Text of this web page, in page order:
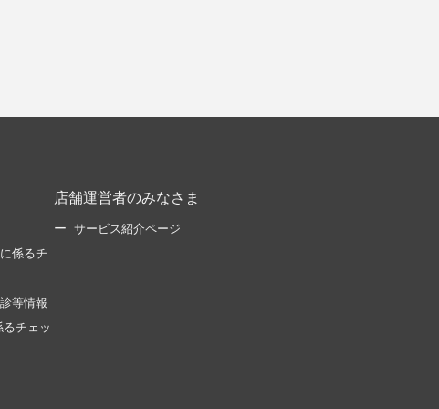
係るチ
等情報
チェッ
店舗運営者のみなさま
サービス紹介ページ